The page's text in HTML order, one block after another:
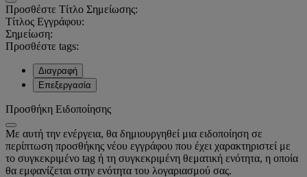
Προσθέστε Τίτλο Σημείωσης:
Τίτλος Εγγράφου:
Σημείωση:
Προσθέστε tags:
Διαγραφή
Επεξεργασία
Προσθήκη Ειδοποίησης
Με αυτή την ενέργεια, θα δημιουργηθεί μια ειδοποίηση σε
περίπτωση προσθήκης νέου εγγράφου που έχει χαρακτηριστεί με
το συγκεκριμένο tag ή τη συγκεκριμένη θεματική ενότητα, η οποία
θα εμφανίζεται στην ενότητα του λογαριασμού σας.